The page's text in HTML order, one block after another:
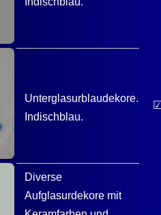
Unterglasurblaudekore.
Indischblau.
Diverse
Aufglasurdekore mit